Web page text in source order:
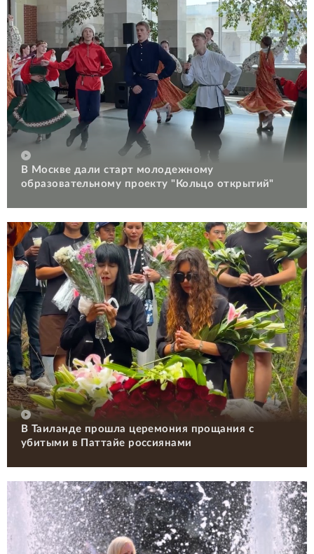
В Москве дали старт молодежному
образовательному проекту "Кольцо открытий"
В Таиланде прошла церемония прощания с
убитыми в Паттайе россиянами